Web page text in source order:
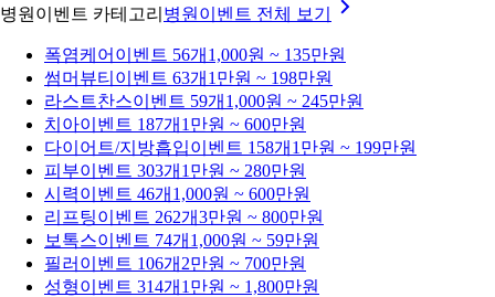
병원이벤트 카테고리 병원이벤트 전체 보기
폭염케어 이벤트 56개 1,000원 ~ 135만원
썸머뷰티 이벤트 63개 1만원 ~ 198만원
라스트찬스이벤트 59개 1,000원 ~ 245만원
치아이벤트 187개 1만원 ~ 600만원
다이어트/지방흡입이벤트 158개 1만원 ~ 199만원
피부이벤트 303개 1만원 ~ 280만원
시력이벤트 46개 1,000원 ~ 600만원
리프팅이벤트 262개3만원 ~ 800만원
보톡스이벤트 74개 1,000원 ~ 59만원
필러 이벤트 106개 2만원 ~ 700만원
성형이벤트 314개 1만원 ~ 1,800만원